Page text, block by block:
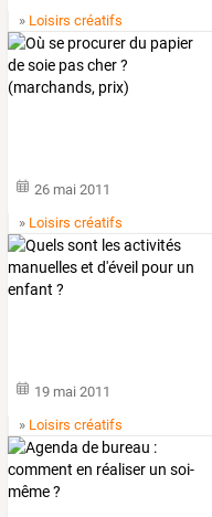
» Loisirs créatifs
26 mai 2011
» Loisirs créatifs
19 mai 2011
» Loisirs créatifs